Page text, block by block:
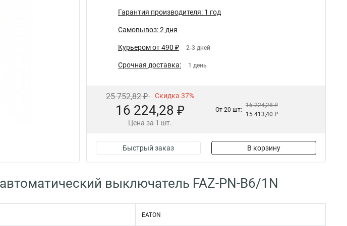
Гарантия производителя: 1 год
Самовывоз: 2 дня
Курьером от 490 ₽ 2-3 дней
Срочная доставка: 1 день
25 752,82 ₽ Скидка 37%
16 224,28 ₽
Цена за 1 шт.
От 20 шт:
16 224,28 ₽
15 413,40 ₽
Быстрый заказ В корзину
выключатель FAZ-PN-B6/1N
EATON